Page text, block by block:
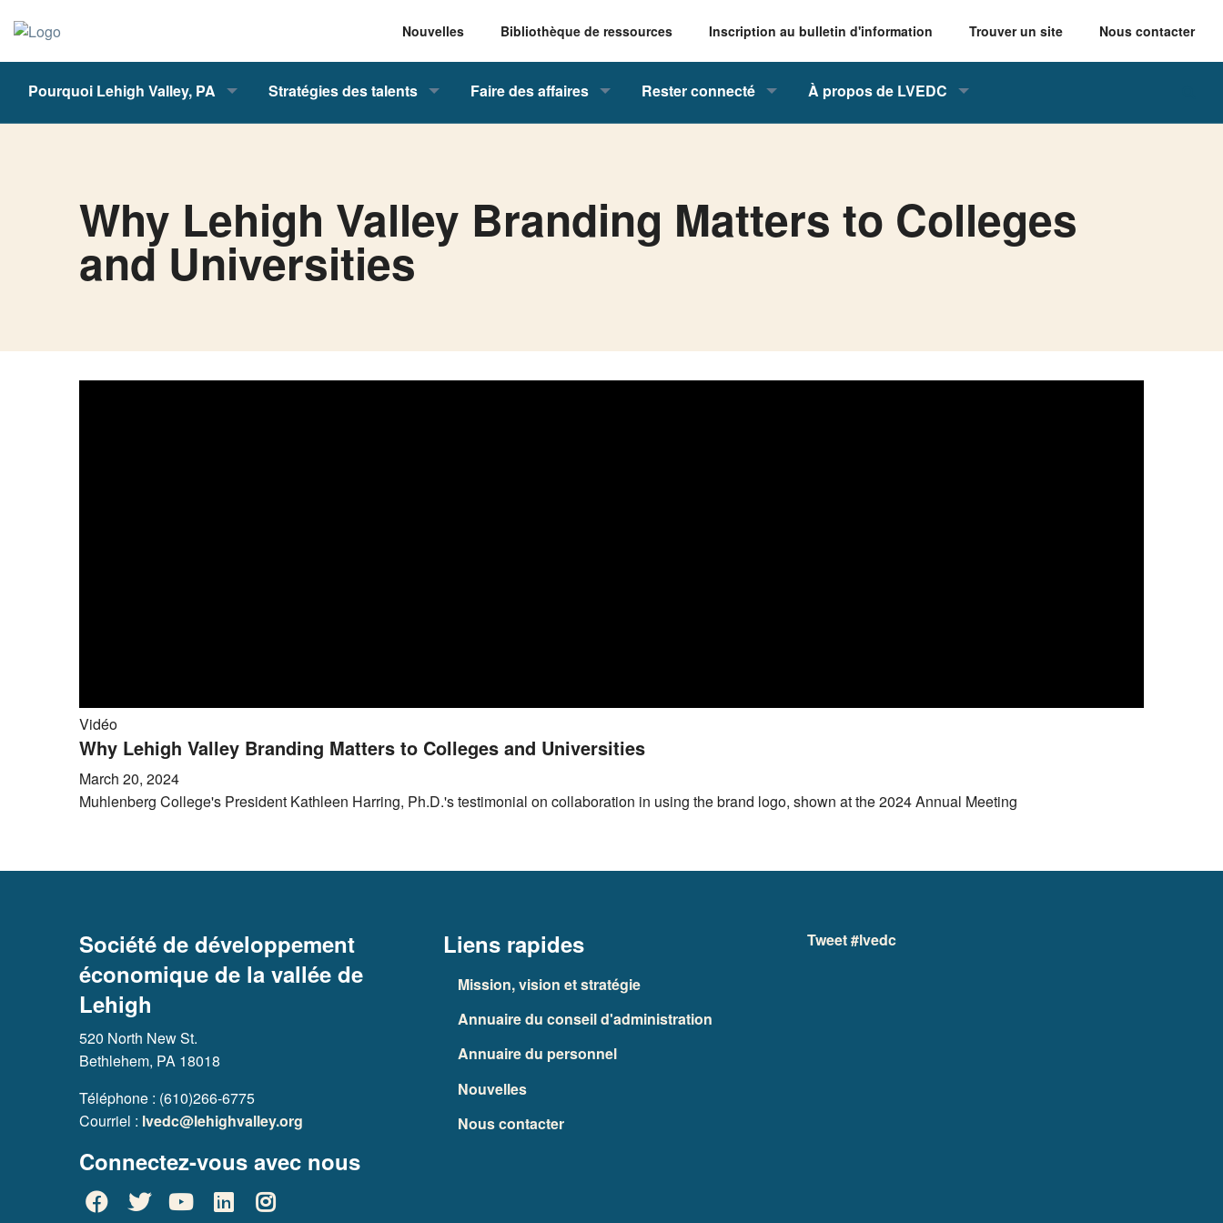
Nouvelles Bibliothèque de ressources Inscription au bulletin d'information Trouver un site Nous contacter
Pourquoi Lehigh Valley, PA Stratégies des talents Faire des affaires Rester connecté À propos de LVEDC
Why Lehigh Valley Branding Matters to Colleges
and Universities
Vidéo
Why Lehigh Valley Branding Matters to Colleges and Universities
March 20, 2024
Muhlenberg College's President Kathleen Harring, Ph.D.'s testimonial on collaboration in using the brand logo, shown at the 2024 Annual Meeting
Société de développement
économique de la vallée de
Lehigh
520 North New St.
Bethlehem, PA 18018
Téléphone : (610)266-6775
Courriel : lvedc@lehighvalley.org
Connectez-vous avec nous
Liens rapides
Mission, vision et stratégie
Annuaire du conseil d'administration
Annuaire du personnel
Nouvelles
Nous contacter
Tweet #lvedc